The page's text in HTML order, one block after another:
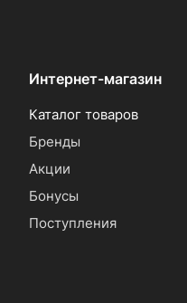
Интернет-магазин
Каталог товаров
Бренды
Акции
Бонусы
Поступления